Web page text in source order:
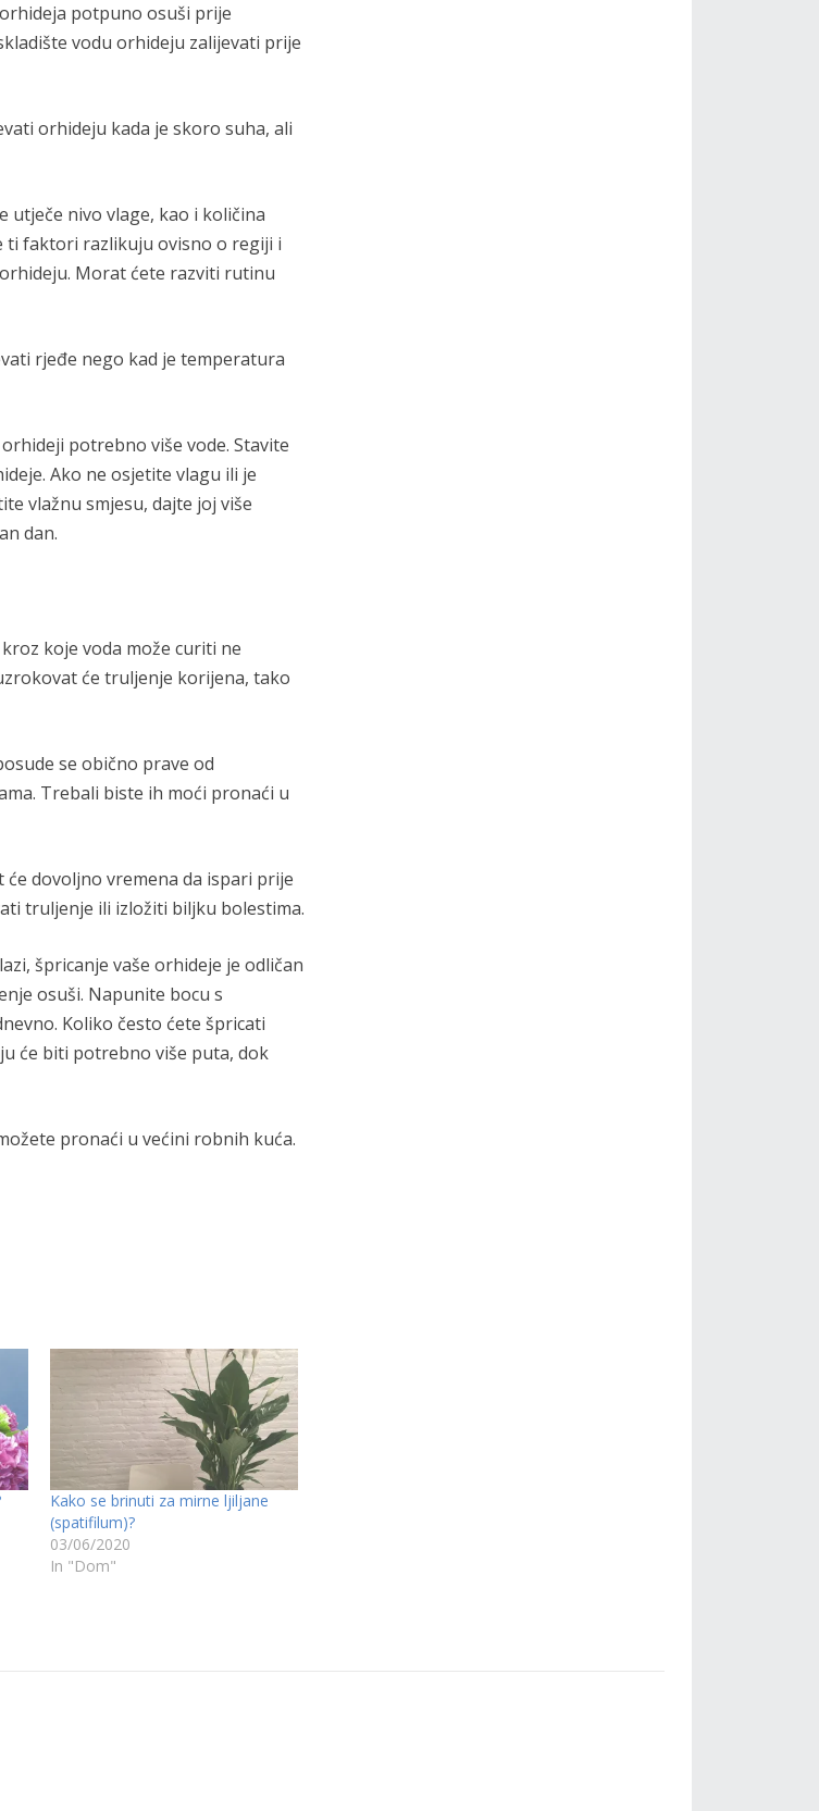
potpuno osuši prije
vodu orhideju zalijevati prije
orhideju kada je skoro suha, ali
utječe nivo vlage, kao i količina
ti faktori razlikuju ovisno o regiji i
Morat ćete razviti rutinu
rjeđe nego kad je temperatura
potrebno više vode. Stavite
Ako ne osjetite vlagu ili je
vlažnu smjesu, dajte joj više
dan.
koje voda može curiti ne
će truljenje korijena, tako
se obično prave od
Trebali biste ih moći pronaći u
će dovoljno vremena da ispari prije
truljenje ili izložiti biljku bolestima.
špricanje vaše orhideje je odličan
osuši. Napunite bocu s
Koliko često ćete špricati
će biti potrebno više puta, dok
pronaći u većini robnih kuća.
Kako se brinuti za mirne ljiljane
(spatifilum)?
03/06/2020
In "Dom"